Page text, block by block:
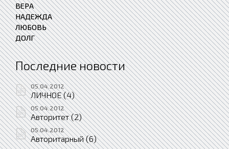
ВЕРА
НАДЕЖДА
ЛЮБОВЬ
ДОЛГ
Последние новости
05.04.2012
ЛИЧНОЕ (4)
05.04.2012
Авторитет (2)
05.04.2012
Авторитарный (6)